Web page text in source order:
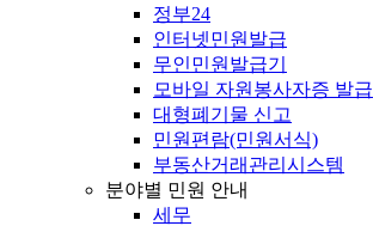
정부24
인터넷민원발급
무인민원발급기
모바일 자원봉사자증 발급
대형폐기물 신고
민원편람(민원서식)
부동산거래관리시스템
분야별 민원 안내
세무